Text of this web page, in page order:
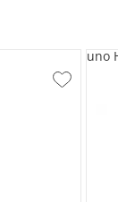
uno